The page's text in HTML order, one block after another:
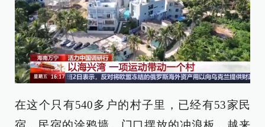
在这个只有540多户的村子里，已经有53家民